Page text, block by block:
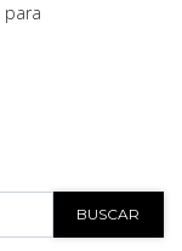
para
BUSCAR